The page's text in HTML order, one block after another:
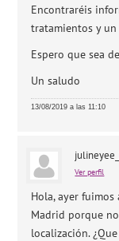
Encontraréis
tratamientos y
Espero que sea
Un saludo
13/08/2019 a las 11:10
Ver perfil
Hola, ayer
Madrid porque
localización.